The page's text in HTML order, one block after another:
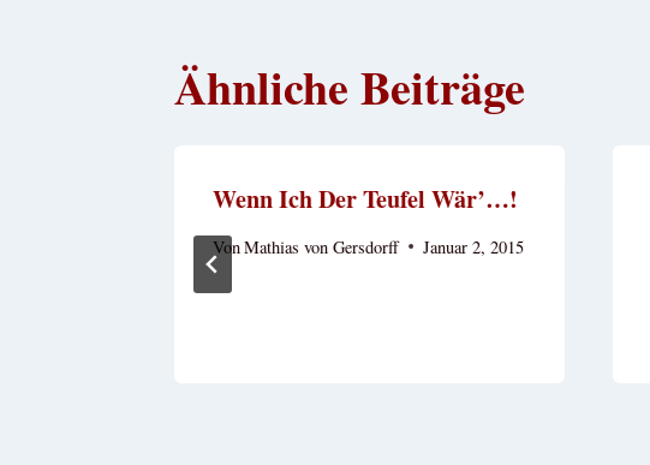
Ähnliche Beiträge
Wenn Ich Der Teufel Wär’…!
VonMathias von Gersdorff Januar 2, 2015